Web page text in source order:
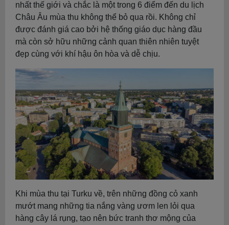
nhất thế giới và chắc là một trong 6 điểm đến du lịch
Châu Âu mùa thu không thể bỏ qua rồi. Không chỉ
được đánh giá cao bởi hệ thống giáo dục hàng đầu
mà còn sở hữu những cảnh quan thiên nhiên tuyệt
đẹp cùng với khí hậu ôn hòa và dễ chịu.
Khi mùa thu tại Turku về, trên những đồng cỏ xanh
mướt mang những tia nắng vàng ươm len lỏi qua
hàng cây lá rụng, tạo nên bức tranh thơ mộng của